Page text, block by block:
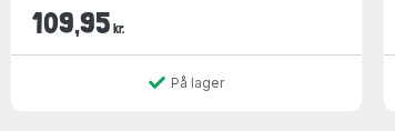
109,95 kr.
På lager